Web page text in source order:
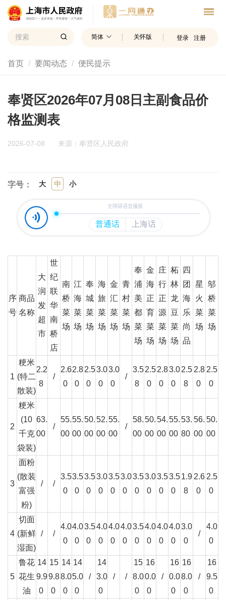
简体 关怀版 登录 注册
首页 要闻动态 便民提示
奉贤区2026年07月08日主副食品价
格监测表
2026-07-08 来源：奉贤区人民政府
字号： 大 中 小
序
号
商品
名称
大
润
发
超
市
世
纪
联
华
南
桥
店
南
桥
菜
场
江
海
菜
场
奉
城
菜
场
海
旅
菜
场
金
汇
菜
场
青
村
菜
场
奉
浦
美
都
菜
场
金
海
正
育
菜
场
庄
行
正
源
菜
场
柘
林
龙
豆
菜
场
四
团
海
乐
尚
品
星
火
菜
场
邬
桥
菜
场
1
粳米
(特二
散装)
2.2
8
/
2.6
0
2.8
0
2.5
0
3.0
0
3.0
0
/
3.5
8
2.5
0
2.8
0
3.0
0
2.5
8
2.8
0
2.5
0
2
粳米
(10
千克
袋装)
63.
00
/
55.
00
55.
00
50.
00
52.
00
55.
00
/
58.
00
50.
00
54.
00
55.
00
53.
80
56.
00
50.
00
3
面粉
(散装
富强
粉)
/ /
3.5
0
3.5
0
3.5
0
3.0
0
3.5
0
3.0
0
3.5
0
3.0
0
3.5
0
3.5
0
1.9
8
2.6
0
2.5
0
4
切面
(新鲜
湿面)
/ /
4.0
0
4.0
0
3.5
0
4.0
0
4.0
0
4.0
0
3.5
0
4.0
0
4.0
0
4.0
0
3.0
0
/
4.0
0
5
鲁花
花生
油
14
9.9
0
15
9.8
0
14
8.0
0
14
5.0
0
/
14
3.0
0
/ /
15
8.0
0
16
0.0
0
/
16
0.0
0
16
8.0
0
/
16
9.5
0